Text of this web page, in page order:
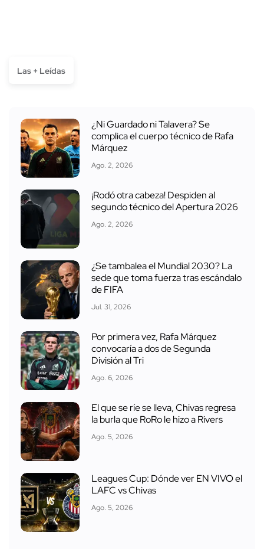
Las + Leídas
¿Ni Guardado ni Talavera? Se
complica el cuerpo técnico de Rafa
Márquez
Ago. 2, 2026
¡Rodó otra cabeza! Despiden al
segundo técnico del Apertura 2026
Ago. 2, 2026
¿Se tambalea el Mundial 2030? La
sede que toma fuerza tras escándalo
de FIFA
Jul. 31, 2026
Por primera vez, Rafa Márquez
convocaría a dos de Segunda
División al Tri
Ago. 6, 2026
El que se ríe se lleva, Chivas regresa
la burla que RoRo le hizo a Rivers
Ago. 5, 2026
Leagues Cup: Dónde ver EN VIVO el
LAFC vs Chivas
Ago. 5, 2026